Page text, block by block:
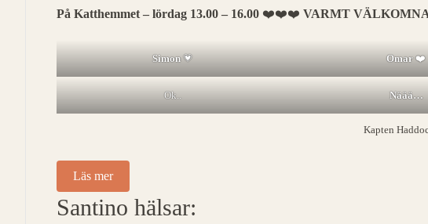
På Katthemmet – lördag 13.00 – 16.00 ❤️❤️❤️ VARMT
Simon💗 Omar❤️
Ok.. Näää…
Kapten
Läs mer
Santino hälsar: